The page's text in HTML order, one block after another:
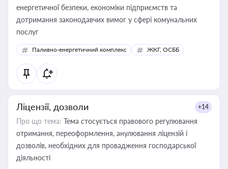
енергетичної безпеки, економіки підприємств та
дотримання законодавчих вимог у сфері комунальних
послуг
Паливно-енергетичний комплекс ЖКГ, ОСББ
Ліцензії, дозволи +14
Про що тема: Тема стосується правового регулювання
отримання, переоформлення, анулювання ліцензій і
дозволів, необхідних для провадження господарської
діяльності